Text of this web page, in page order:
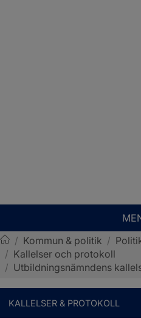
Sotenäs kommun
/ Kommun & politik /
/ Kallelser och protokoll
/ Utbildningsnämndens
KALLELSER & PROTOKOLL